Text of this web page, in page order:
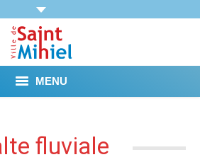
MENU
fluviale